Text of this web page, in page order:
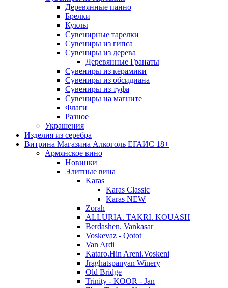
Деревянные панно
Брелки
Куклы
Сувенирные тарелки
Сувениры из гипса
Сувениры из дерева
Деревянные Гранаты
Сувениры из керамики
Сувениры из обсидиана
Сувениры из туфа
Сувениры на магните
Флаги
Разное
Украшения
Изделия из серебра
Витрина Магазина Алкоголь ЕГАИС 18+
Армянское вино
Новинки
Элитные вина
Karas
Karas Classic
Karas NEW
Zorah
ALLURIA. TAKRI. KOUASH
Berdashen. Vankasar
Voskevaz - Qotot
Van Ardi
Kataro.Hin Areni.Voskeni
Jraghatspanyan Winery
Old Bridge
Trinity - KOOR - Jan